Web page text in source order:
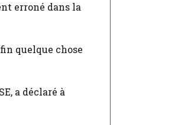
erroné dans la
quelque chose
a déclaré à